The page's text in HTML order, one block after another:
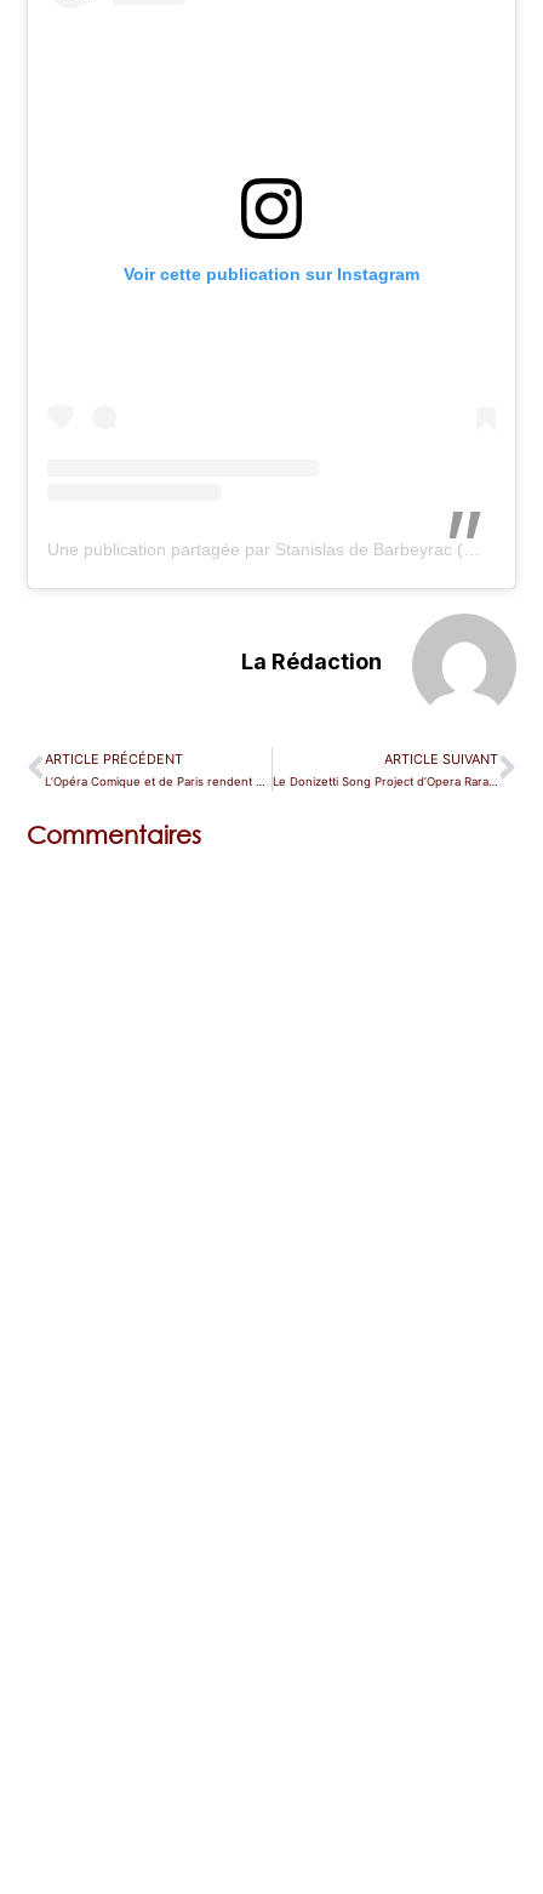
Voir cette publication sur Instagram
La Rédaction
ARTICLE PRÉCÉDENT ARTICLE SUIVANT
Le Donizetti Song Project d’Opera Rara en concert le 2 novembre
Commentaires